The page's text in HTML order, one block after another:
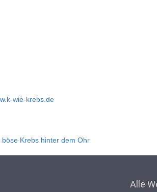
wie-krebs.de
Krebs hinter dem Ohr
Alle